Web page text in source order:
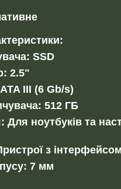
SSD
2.5"
III (6 Gb/s)
512 ГБ
Для ноутбуків та
з
7 мм